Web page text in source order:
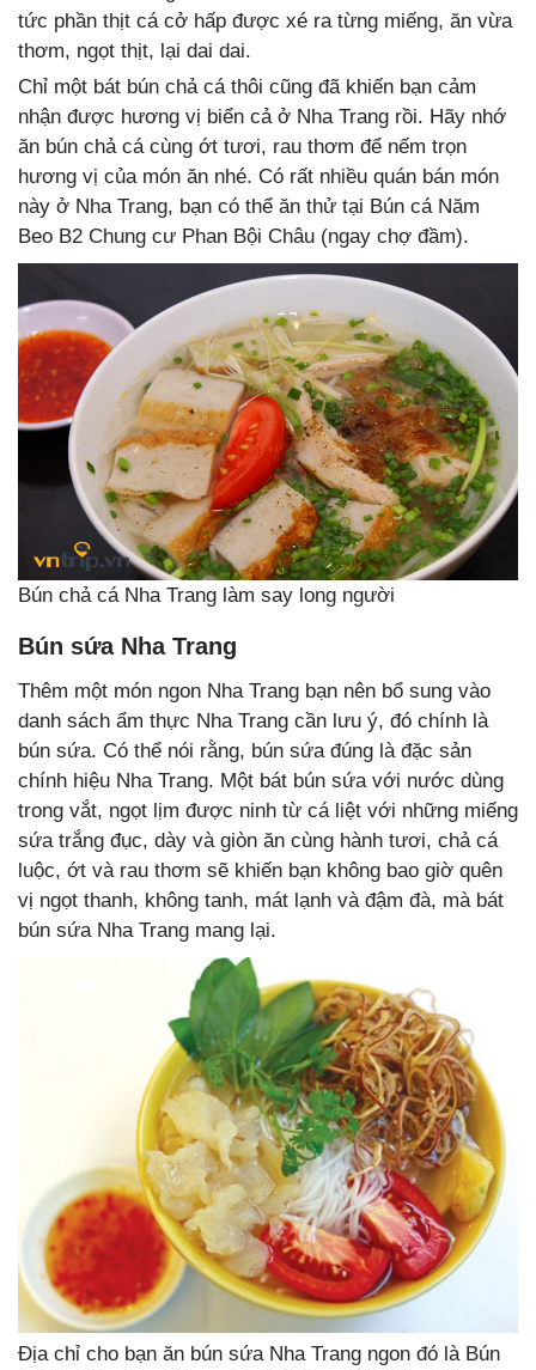
tức phần thịt cá cở hấp được xé ra từng miếng, ăn vừa
thơm, ngọt thịt, lại dai dai.
Chỉ một bát bún chả cá thôi cũng đã khiến bạn cảm
nhận được hương vị biển cả ở Nha Trang rồi. Hãy nhớ
ăn bún chả cá cùng ớt tươi, rau thơm để nếm trọn
hương vị của món ăn nhé. Có rất nhiều quán bán món
này ở Nha Trang, bạn có thể ăn thử tại Bún cá Năm
Beo B2 Chung cư Phan Bội Châu (ngay chợ đầm).
Bún chả cá Nha Trang làm say long người
Bún sứa Nha Trang
Thêm một món ngon Nha Trang bạn nên bổ sung vào
danh sách ẩm thực Nha Trang cần lưu ý, đó chính là
bún sứa. Có thể nói rằng, bún sứa đúng là đặc sản
chính hiệu Nha Trang. Một bát bún sứa với nước dùng
trong vắt, ngọt lịm được ninh từ cá liệt với những miếng
sứa trắng đục, dày và giòn ăn cùng hành tươi, chả cá
luộc, ớt và rau thơm sẽ khiến bạn không bao giờ quên
vị ngọt thanh, không tanh, mát lạnh và đậm đà, mà bát
bún sứa Nha Trang mang lại.
Địa chỉ cho bạn ăn bún sứa Nha Trang ngon đó là Bún